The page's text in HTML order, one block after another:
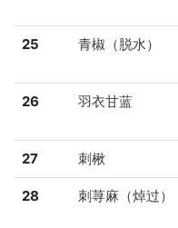
25 青椒（脱水）
26 羽衣甘蓝
27 刺楸
28 刺荨麻（焯过）